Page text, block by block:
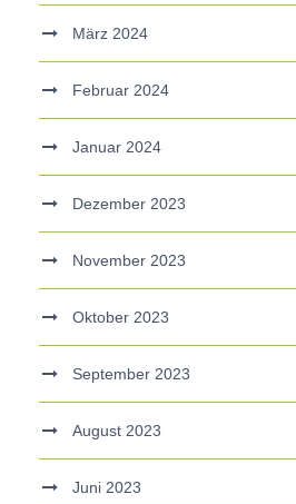
März 2024
Februar 2024
Januar 2024
Dezember 2023
November 2023
Oktober 2023
September 2023
August 2023
Juni 2023